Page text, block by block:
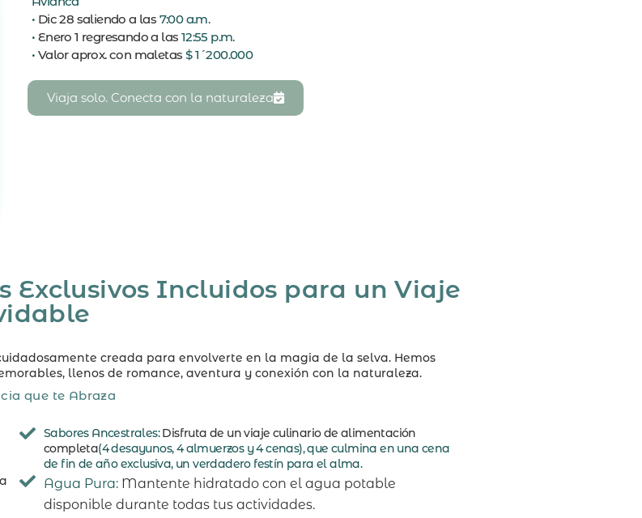
• Dic 28 saliendo a las 7:00 a.m.
• Enero 1 regresando a las 12:55 p.m.
• Valor aprox. con maletas $ 1´200.000
Viaja solo. Conecta con la naturaleza
Exclusivos Incluidos para un Viaje
creada para envolverte en la magia de la selva. Hemos
llenos de romance, aventura y conexión con la naturaleza.
que te Abraza
Sabores Ancestrales:Disfruta de un viaje culinario de alimentación
completa(4 desayunos, 4 almuerzos y 4 cenas), que culmina en una cena
de fin de año exclusiva, un verdadero festín para el alma.
Agua Pura: Mantente hidratado con el agua potable
disponible durante todas tus actividades.